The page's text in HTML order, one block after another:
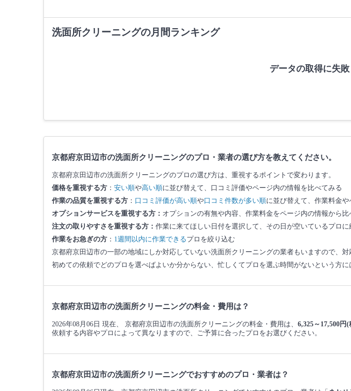
洗面所クリーニングの月間ランキング
データの取得に失敗
京都府京田辺市の洗面所クリーニングのプロ・業者の選び方を教えてください。
京都府京田辺市の洗面所クリーニングのプロの選び方は、重視するポイントで変わります。
価格を重視する方 ： 安い順や高い順に並び替えて、口コミ評価やページ内の情報を比べてみる
作業の品質を重視する方 ： 口コミ評価が高い順や口コミ件数が多い順に並び替えて、作業料金
オプションサービスを重視する方： オプションの有無や内容、作業料金をページ内の情報から比
注文の取りやすさを重視する方： 作業に来てほしい日付を選択して、その日が空いているプロに
作業をお急ぎの方 ： 1週間以内に作業できるプロを絞り込む
京都府京田辺市の一部の地域にしか対応していない洗面所クリーニングの業者もいますので、対
初めての依頼でどのプロを選べばよいか分からない、忙しくてプロを選ぶ時間がないという方
京都府京田辺市の洗面所クリーニングの料金・費用は？
2026年08月06日 現在、 京都府京田辺市の洗面所クリーニングの料金・費用は、 6,325～17,500円(
依頼する内容やプロによって異なりますので、ご予算に合ったプロをお選びください。
京都府京田辺市の洗面所クリーニングでおすすめのプロ・業者は？